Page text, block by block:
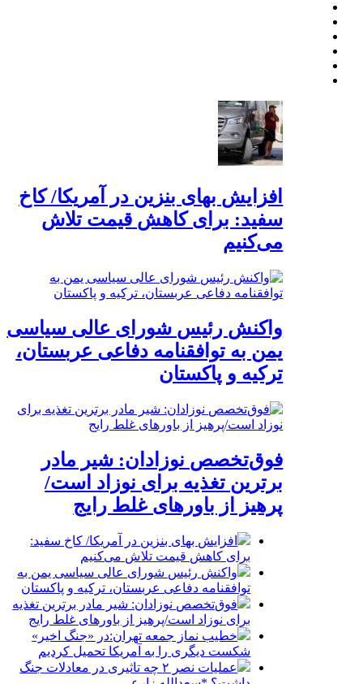
افزایش بهای بنزین در آمریکا/ کاخ
سفید: برای کاهش قیمت تلاش
می‌کنیم
واکنش رئیس شورای عالی سیاسی
یمن به توافقنامه دفاعی عربستان،
ترکیه و پاکستان
فوق‌تخصص نوزادان: شیر مادر
برترین تغذیه برای نوزاد است/
پرهیز از باورهای غلط رایج
افزایش بهای بنزین در آمریکا/ کاخ سفید:
برای کاهش قیمت تلاش می‌کنیم
واکنش رئیس شورای عالی سیاسی یمن به
توافقنامه دفاعی عربستان، ترکیه و پاکستان
فوق‌تخصص نوزادان: شیر مادر برترین تغذیه
برای نوزاد است/پرهیز از باورهای غلط رایج
خطیب نماز جمعه تهران:در «جنگ اخیر»
شکست دیگری را به آمریکا تحمیل کردیم
عملیات نصر ۲ چه تاثیری در معادلات جنگ